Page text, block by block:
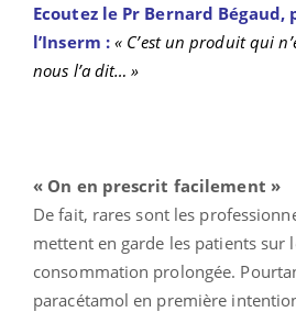
Ecoutez le Pr Bernard Bégaud,
l’Inserm : « C’est un produit qui
nous l’a dit… »
« On en prescrit facilement »
De fait, rares sont les
mettent en garde les patients sur
consommation prolongée.
paracétamol en première